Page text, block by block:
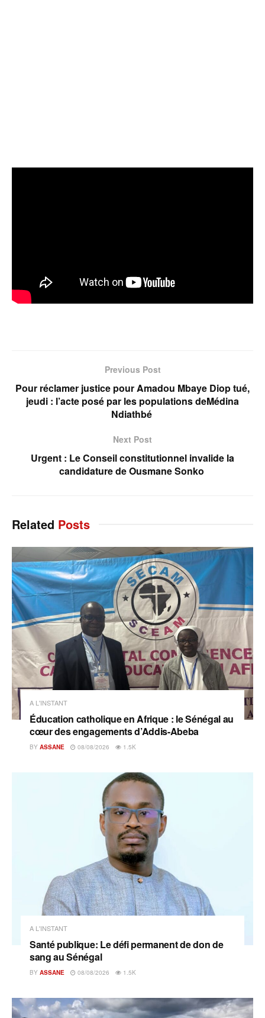
Previous Post
Pour réclamer justice pour Amadou Mbaye Diop tué,
jeudi : l’acte posé par les populations deMédina
Ndiathbé
Next Post
Urgent : Le Conseil constitutionnel invalide la
candidature de Ousmane Sonko
Related Posts
A L'INSTANT
Éducation catholique en Afrique : le Sénégal au
cœur des engagements d’Addis-Abeba
BY ASSANE 08/08/2026 1.5K
A L'INSTANT
Santé publique: Le défi permanent de don de
sang au Sénégal
BY ASSANE 08/08/2026 1.5K